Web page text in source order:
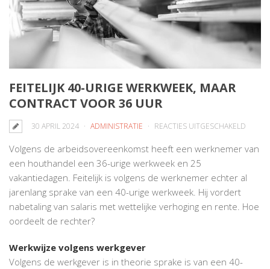
FEITELIJK 40-URIGE WERKWEEK, MAAR
CONTRACT VOOR 36 UUR
30 APRIL 2024 ADMINISTRATIE REACTIES UITGESCHAKELD
40-
Volgens de arbeidsovereenkomst heeft een werknemer van
een houthandel een 36-urige werkweek en 25
vakantiedagen. Feitelijk is volgens de werknemer echter al
jarenlang sprake van een 40-urige werkweek. Hij vordert
nabetaling van salaris met wettelijke verhoging en rente. Hoe
oordeelt de rechter?
Werkwijze volgens werkgever
Volgens de werkgever is in theorie sprake is van een 40-